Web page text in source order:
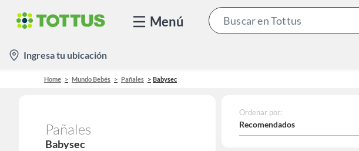
Menú
location-
icon
Ingresa tu ubicación
Home Mundo Bebés Pañales Babysec
Pañales
Babysec
Ordenar por:
Recomendados